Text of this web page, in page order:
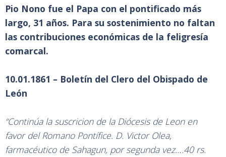
Pio Nono fue el Papa con el pontificado más
largo, 31 años. Para su sostenimiento no faltan
las contribuciones económicas de la feligresía
comarcal.
10.01.1861 – Boletín del Clero del Obispado de
León
“Continúa la suscricion de la Diócesis de Leon en
favor del Romano Pontífice. D. Victor Olea,
farmacéutico de Sahagun, por segunda vez….40 rs.